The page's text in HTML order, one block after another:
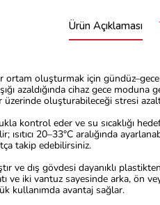
Ürün Açıklaması
ortam oluşturmak için
azaldığında cihaz gece
üzerinde oluşturabileceği stresi
kontrol eder ve su sıcaklığı
ısıtıcı 20–33°C aralığında
takip edebilirsiniz.
ve dış gövdesi dayanıklı
ve iki vantuz sayesinde arka, ön
kullanımda avantaj sağlar.